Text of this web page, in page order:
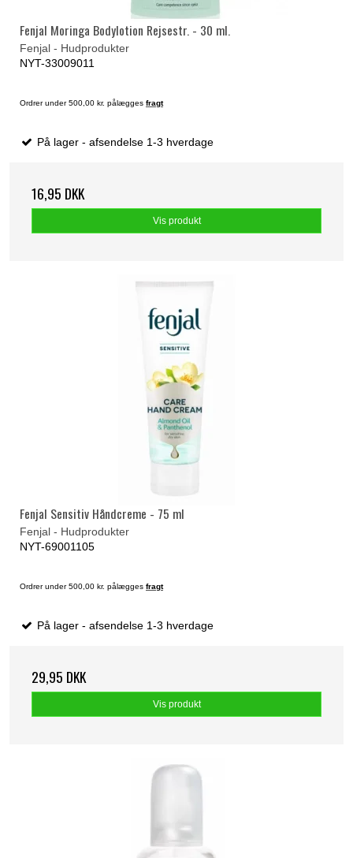
Fenjal Moringa Bodylotion Rejsestr. - 30 ml.
Fenjal - Hudprodukter
NYT-33009011
Ordrer under 500,00 kr. pålægges fragt
På lager - afsendelse 1-3 hverdage
16,95 DKK
Vis produkt
Fenjal Sensitiv Håndcreme - 75 ml
Fenjal - Hudprodukter
NYT-69001105
Ordrer under 500,00 kr. pålægges fragt
På lager - afsendelse 1-3 hverdage
29,95 DKK
Vis produkt